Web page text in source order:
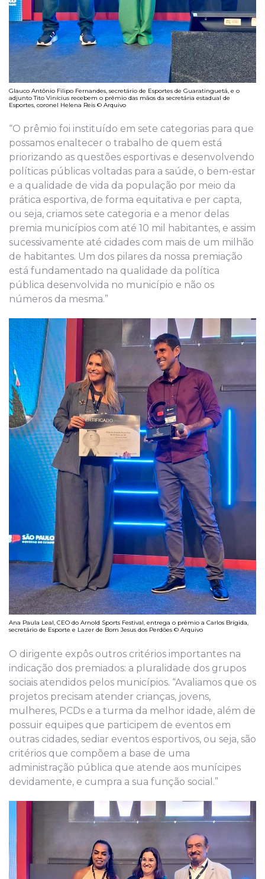
Glauco Antônio Filipo Fernandes, secretário de Esportes de Guaratinguetá, e o
adjunto Tito Vinícius recebem o prêmio das mãos da secretária estadual de
Esportes, coronel Helena Reis © Arquivo
“O prêmio foi instituído em sete categorias para que
possamos enaltecer o trabalho de quem está
priorizando as questões esportivas e desenvolvendo
políticas públicas voltadas para a saúde, o bem-estar
e a qualidade de vida da população por meio da
prática esportiva, de forma equitativa e per capta,
ou seja, criamos sete categoria e a menor delas
premia municípios com até 10 mil habitantes, e assim
sucessivamente até cidades com mais de um milhão
de habitantes. Um dos pilares da nossa premiação
está fundamentado na qualidade da política
pública desenvolvida no município e não os
números da mesma.”
Ana Paula Leal, CEO do Arnold Sports Festival, entrega o prêmio a Carlos Brígida,
secretário de Esporte e Lazer de Bom Jesus dos Perdões © Arquivo
O dirigente expôs outros critérios importantes na
indicação dos premiados: a pluralidade dos grupos
sociais atendidos pelos municípios. “Avaliamos que os
projetos precisam atender crianças, jovens,
mulheres, PCDs e a turma da melhor idade, além de
possuir equipes que participem de eventos em
outras cidades, sediar eventos esportivos, ou seja, são
critérios que compõem a base de uma
administração pública que atende aos munícipes
devidamente, e cumpra a sua função social.”